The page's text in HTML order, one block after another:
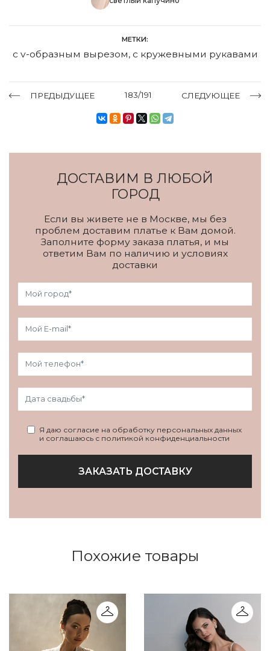
МЕТКИ:
с v-образным вырезом, с кружевными рукавами
ПРЕДЫДУЩЕЕ 183/191 СЛЕДУЮЩЕЕ
ДОСТАВИМ В ЛЮБОЙ
ГОРОД
Если вы живете не в Москве, мы без
проблем доставим платье к Вам домой.
Заполните форму заказа платья, и мы
ответим Вам по наличию и условиях
доставки
Я даю согласие на обработку персональных данных
и соглашаюсь с политикой конфиденциальности
ЗАКАЗАТЬ ДОСТАВКУ
Похожие товары